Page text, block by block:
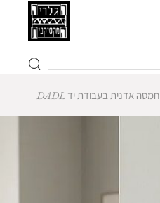
חמסה אדנית בעבודת יד DADL